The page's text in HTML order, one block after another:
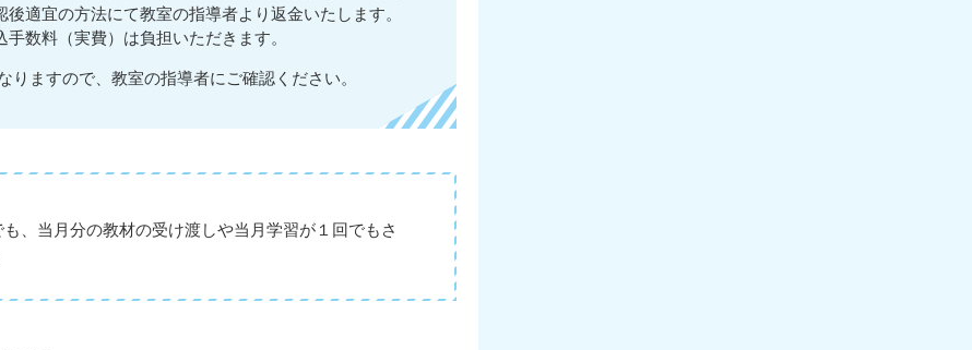
適宜の方法にて教室の指導者より返金いたします。
数料（実費）は負担いただきます。
ますので、教室の指導者にご確認ください。
、当月分の教材の受け渡しや当月学習が１回でもさ